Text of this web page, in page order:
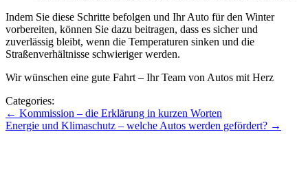
Indem Sie diese Schritte befolgen und Ihr Auto für den Winter
vorbereiten, können Sie dazu beitragen, dass es sicher und
zuverlässig bleibt, wenn die Temperaturen sinken und die
Straßenverhältnisse schwieriger werden.
Wir wünschen eine gute Fahrt – Ihr Team von Autos mit Herz
Categories:
Beitragsnavigation
← Kommission – die Erklärung in kurzen Worten
Energie und Klimaschutz – welche Autos werden gefördert? →